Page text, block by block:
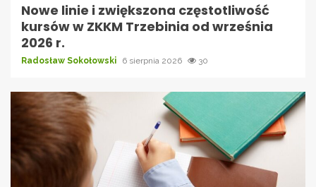
Nowe linie i zwiększona częstotliwość
kursów w ZKKM Trzebinia od września
2026 r.
Radosław Sokołowski 6 sierpnia 2026 30